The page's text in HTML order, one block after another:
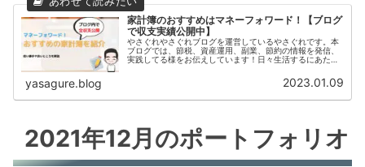
家計簿のおすすめはマネーフォワード！【ブログ
で収支実績公開中】
やさぐれやさぐれブログを運営しているやさぐれです。本
ブログでは、節税、資産運用、副業、節約の情報を発信、
実践してる様をお伝えしています！日々生活するにあたっ
yasagure.blog 2023.01.09
2021年12月のポートフォリオ